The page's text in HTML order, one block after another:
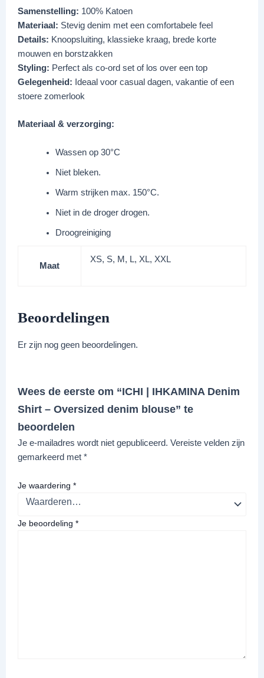
Samenstelling: 100% Katoen
Materiaal: Stevig denim met een comfortabele feel
Details: Knoopsluiting, klassieke kraag, brede korte
mouwen en borstzakken
Styling: Perfect als co-ord set of los over een top
Gelegenheid: Ideaal voor casual dagen, vakantie of een
stoere zomerlook
Materiaal & verzorging:
Wassen op 30°C
Niet bleken.
Warm strijken max. 150°C.
Niet in de droger drogen.
Droogreiniging
Maat
XS, S, M, L, XL, XXL
Beoordelingen
Er zijn nog geen beoordelingen.
Wees de eerste om “ICHI | IHKAMINA Denim
Shirt – Oversized denim blouse” te
beoordelen
Je e-mailadres wordt niet gepubliceerd. Vereiste velden zijn
gemarkeerd met *
Je waardering *
Je beoordeling *